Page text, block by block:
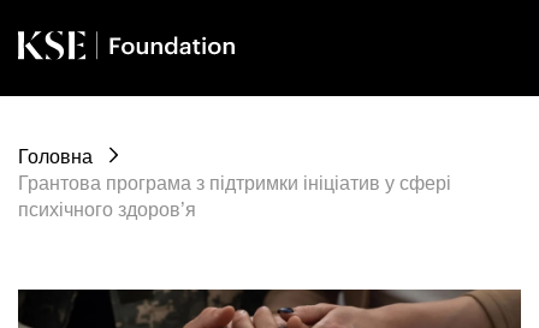
Головна
Грантова програма з підтримки ініціатив у сфері
психічного здоров’я